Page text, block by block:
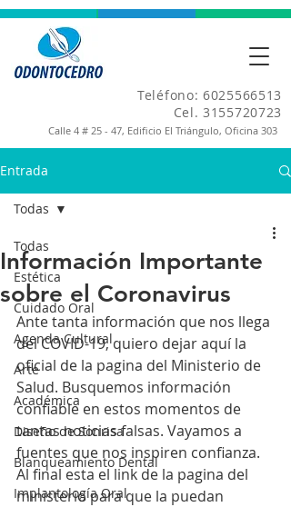
Teléfono: 6025566513
Cel. 3155720723
Calle 4 # 25 - 47, Edificio El Triángulo, Oficina 303
Entrada
Todas
Estética
Cuidado Oral
Agenda Cultural
Arte
Académica
Diseño de Sonrisa
Blanqueamiento Dental
Implantología Oral
Todas
Información Importante
sobre el Coronavirus
Ante tanta información que nos llega
del COVID-19, quiero dejar aquí la
oficial de la pagina del Ministerio de
Salud. Busquemos información
confiable en estos momentos de
tantas noticias falsas. Vayamos a
fuentes que nos inspiren confianza.
Al final esta el link de la pagina del
ministerio para que la puedan